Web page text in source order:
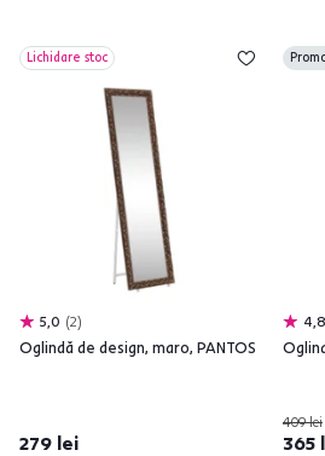
Lichidare stoc
5,0 2
Oglindă de design, maro, PANTOS
279 lei
4,8
409 lei
365